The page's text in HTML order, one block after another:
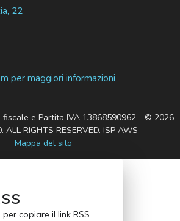
22
per maggiori informazioni
e Partita IVA 13868590962 - © 2026
RIGHTS RESERVED. ISP AWS
Mappa del sito
copiare il link RSS